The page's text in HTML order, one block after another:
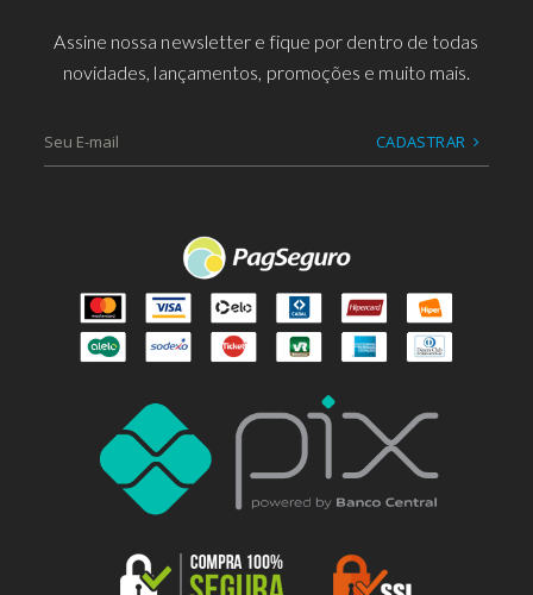
Assine nossa newsletter e fique por dentro de todas
novidades, lançamentos, promoções e muito mais.
CADASTRAR